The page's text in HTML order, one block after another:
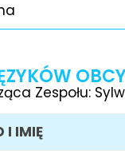
Zespołu:
I IMIĘ